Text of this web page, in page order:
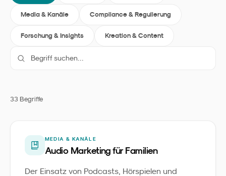
Media & Kanäle Compliance & Regulierung
Forschung & Insights Kreation & Content
33 Begriffe
MEDIA & KANÄLE
Audio Marketing für Familien
Der Einsatz von Podcasts, Hörspielen und